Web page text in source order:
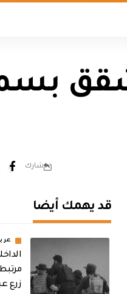
شارك
قد يهمك أيضا
زرع